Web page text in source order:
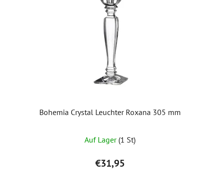
Bohemia Crystal Leuchter Roxana 305 mm
Auf Lager (1 St)
€31,95